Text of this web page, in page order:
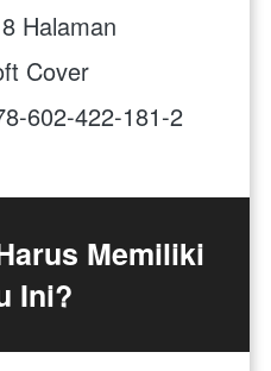
Halaman
Cover
602-422-181-2
Memiliki
Ini?